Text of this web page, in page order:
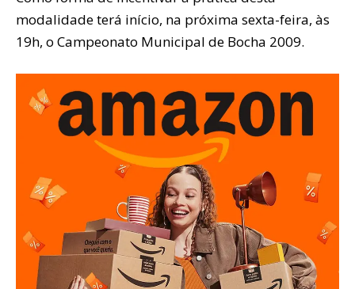
modalidade terá início, na próxima sexta-feira, às
19h, o Campeonato Municipal de Bocha 2009.